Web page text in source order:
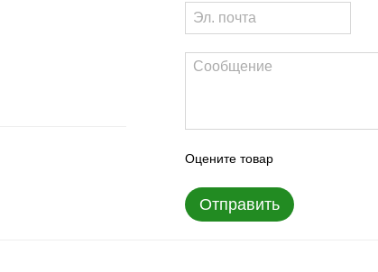
Оцените товар
Отправить